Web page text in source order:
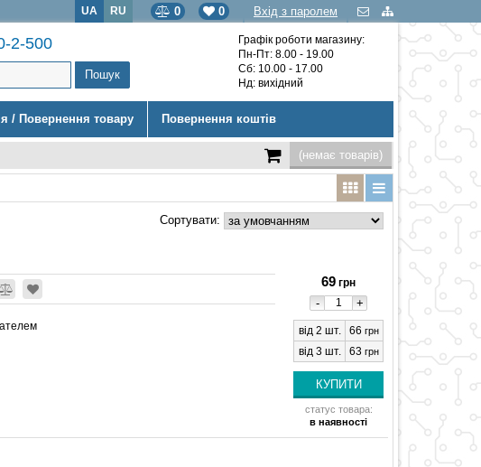
Вхід з паролем
0
0
UA RU
2-500
Графік роботи магазину:
Пн-Пт: 8.00 - 19.00
Сб: 10.00 - 17.00
Нд: вихідний
/ Повернення товару Повернення коштів
(немає товарів)
Сортувати:
69 грн
- +
від 2 шт. 66 грн
від 3 шт. 63 грн
статус товара:
в наявності